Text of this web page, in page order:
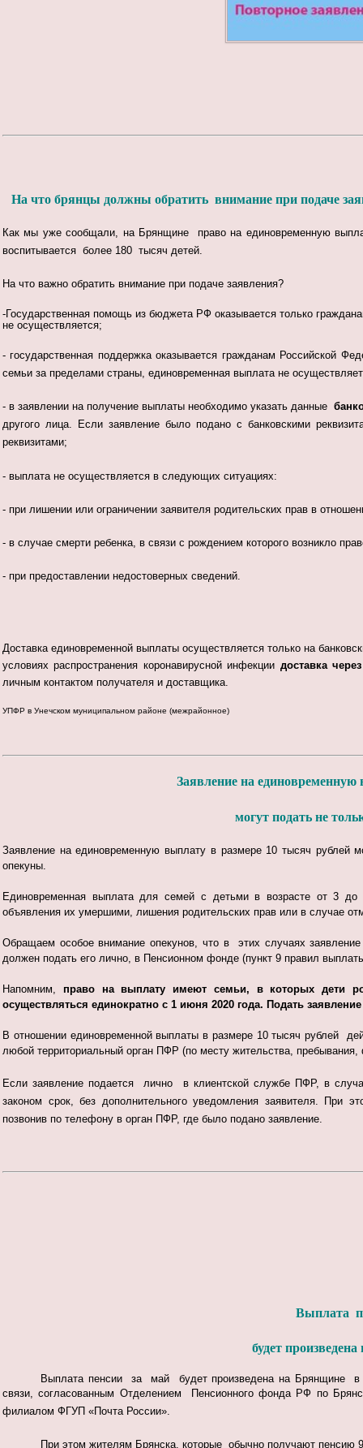
На что брянцы должны обратить внимание при подаче
Как мы уже сообщали, на Брянщине право на единовременную
воспитывается более 180 тысяч детей.
На что важно обратить внимание при подаче заявления?
-Государственная помощь из бюджета РФ оказывается только
не осуществляется;
- государственная поддержка оказывается гражданам Российской
семьи за пределами страны, единовременная выплата не
- в заявлении на получение выплаты необходимо указать данные
другого лица. Если заявление было подано с банковскими
реквизитами;
- выплата не осуществляется в следующих ситуациях:
- при лишении или ограничении заявителя родительских прав в
- в случае смерти ребенка, в связи с рождением которого возникло
- при предоставлении недостоверных сведений.
Доставка единовременной выплаты осуществляется только на
условиях распространения коронавирусной инфекции доставка
личным контактом получателя и доставщика.
УПФР в Унечском муниципальном районе (межрайонное)
Заявление на
могут подать не
Заявление на единовременную выплату в размере 10 тысяч рублей
опекуны.
Единовременная выплата для семей с детьми в возрасте от 3
объявления их умершими, лишения родительских прав или в случае
Обращаем особое внимание опекунов, что в этих случаях
должен подать его лично, в Пенсионном фонде (пункт 9 правил
Напомним, право на выплату имеют семьи, в которых дети
осуществляться единократно с 1 июня 2020 года. Подать
В отношении единовременной выплаты в размере 10 тысяч рублей
любой территориальный орган ПФР (по месту жительства, пребывания,
Если заявление подается лично в клиентской службе ПФР, в
законом срок, без дополнительного уведомления заявителя. При
позвонив по телефону в орган ПФР, где было подано заявление.
Выплата
будет
Выплата пенсии за май будет произведена на Брянщине в
связи, согласованным Отделением Пенсионного фонда РФ по
филиалом ФГУП «Почта России».
При этом жителям Брянска, которые обычно получают пенсию